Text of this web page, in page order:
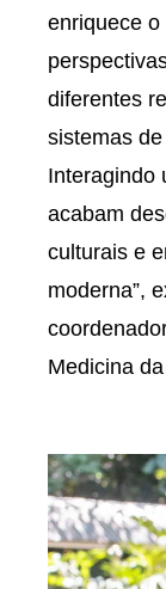
enriquece
diferentes
sistemas
Interagindo
acabam
culturais e
moderna”,
Medicina